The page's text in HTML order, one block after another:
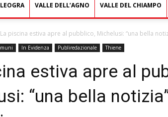
VALLE DELL’AGNO VALLE DEL CHIAMPO
La piscina estiva apre al pubblico, Michelusi: “una bella
In Evidenza Publiredazionale Thiene
estiva apre al
“una bella